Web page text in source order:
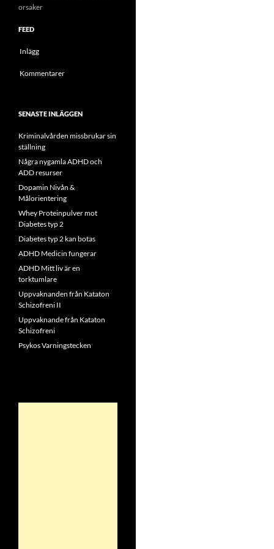
orsaker
FEED
Inlägg
Kommentarer
SENASTE INLÄGGEN
Kriminalvården missbrukar sin
ställning
Några nygamla ADHD och
ADD resurser
Dopamin Nivån &
Målorientering
Whey Proteinpulver mot
Diabetes typ 2
Diabetes typ 2 kan botas
ADHD Medicin fungerar
ADHD Mitt liv är en
torktumlare
Uppvaknanden från Kataton
Schizofreni II
Uppvaknande från Kataton
Schizofreni
Psykos Varningstecken